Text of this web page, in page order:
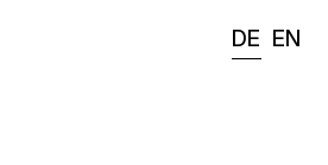
DE EN